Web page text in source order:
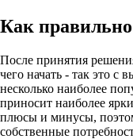
Как
После принятия
чего начать - так это
несколько наиболее
приносит наиболее
плюсы и минусы,
собственные